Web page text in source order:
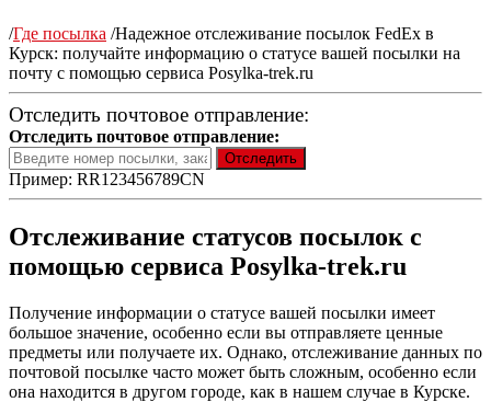
/Где посылка /Надежное отслеживание посылок FedEx в
Курск: получайте информацию о статусе вашей посылки на
почту с помощью сервиса Posylka-trek.ru
Отследить почтовое отправление:
Отследить почтовое отправление:
Пример: RR123456789CN
Отслеживание статусов посылок с
помощью сервиса Posylka-trek.ru
Получение информации о статусе вашей посылки имеет
большое значение, особенно если вы отправляете ценные
предметы или получаете их. Однако, отслеживание данных по
почтовой посылке часто может быть сложным, особенно если
она находится в другом городе, как в нашем случае в Курске.